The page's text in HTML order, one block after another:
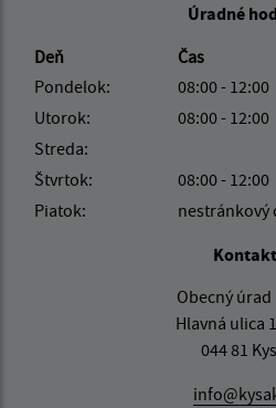
Úradné
Deň
Čas
Pondelok:
08:00 - 12:00
Utorok:
08:00 - 12:00
Streda:
Štvrtok:
08:00 - 12:00
Piatok:
nestránkový
Obecný úrad
Hlavná ulica
044 81